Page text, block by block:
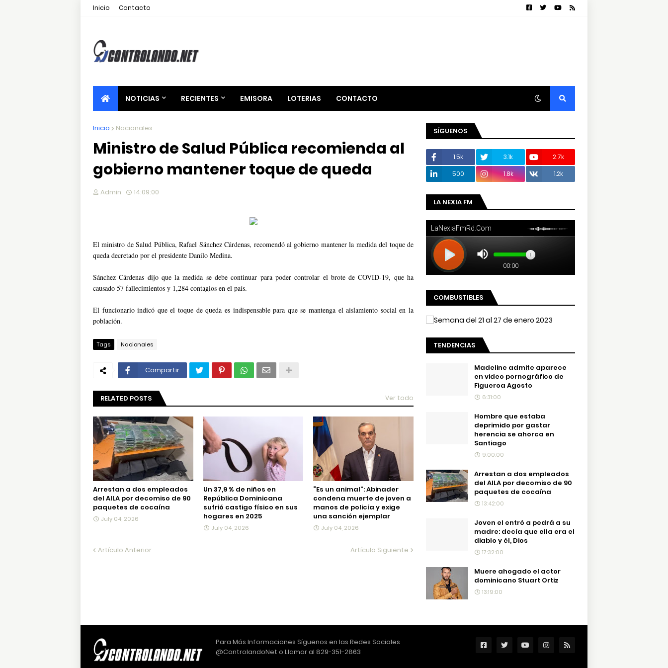
Inicio Contacto
NOTICIAS RECIENTES EMISORA LOTERIAS CONTACTO
Inicio Nacionales
Ministro de Salud Pública recomienda al
gobierno mantener toque de queda
Admin 14:09:00
El ministro de Salud Pública, Rafael Sánchez Cárdenas, recomendó al gobierno mantener la medida del toque de
queda decretado por el presidente Danilo Medina.
Sánchez Cárdenas dijo que la medida se debe continuar para poder controlar el brote de COVID-19, que ha
causado 57 fallecimientos y 1,284 contagios en el país.
El funcionario indicó que el toque de queda es indispensable para que se mantenga el aislamiento social en la
población.
Tags Nacionales
Compartir
RELATED POSTS Ver todo
Arrestan a dos empleados
del AILA por decomiso de 90
paquetes de cocaína
July 04, 2026
Un 37,9 % de niños en
República Dominicana
sufrió castigo físico en sus
hogares en 2025
July 04, 2026
“Es un animal”: Abinader
condena muerte de joven a
manos de policía y exige
una sanción ejemplar
July 04, 2026
Artículo Anterior Artículo Siguiente
SÍGUENOS
1.5k 3.1k
2.7k
500
1.8k 1.2k
LA NEXIA FM
COMBUSTIBLES
TENDENCIAS
Madeline admite aparece
en video pornográfico de
Figueroa Agosto
6:31:00
Hombre que estaba
deprimido por gastar
herencia se ahorca en
Santiago
9:00:00
Arrestan a dos empleados
del AILA por decomiso de 90
paquetes de cocaína
13:42:00
Joven el entró a pedrá a su
madre: decía que ella era el
diablo y él, Dios
17:32:00
Muere ahogado el actor
dominicano Stuart Ortiz
13:19:00
Para Más Informaciones Síguenos en las Redes Sociales
@ControlandoNet o Llamar al 829-351-2863